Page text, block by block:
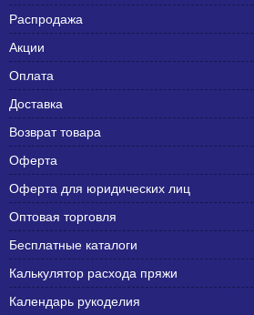
Распродажа
Акции
Оплата
Доставка
Возврат товара
Оферта
Оферта для юридических лиц
Оптовая торговля
Бесплатные каталоги
Калькулятор расхода пряжи
Календарь рукоделия